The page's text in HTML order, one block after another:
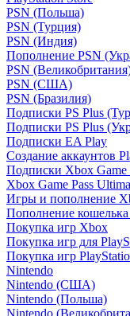
PSN (Польша)
PSN (Турция)
PSN (Индия)
Пополнение PSN
PSN
PSN (США)
PSN (Бразилия)
Подписки PS Plus
Подписки PS Plus
Подписки EA Play
Создание аккаунтов
Подписки Xbox Game
Xbox Game Pass
Игры и пополнение
Пополнение
Покупка игр Xbox
Покупка игр для
Покупка игр
Nintendo
Nintendo (США)
Nintendo (Польша)
Nintendo